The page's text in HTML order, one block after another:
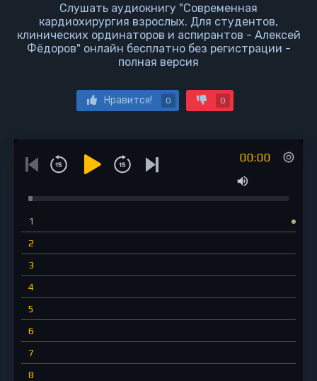
Слушать аудиокнигу "Современная
кардиохирургия взрослых. Для студентов,
клинических ординаторов и аспирантов - Алексей
Фёдоров" онлайн бесплатно без регистрации -
полная версия
Нравится! 0 0
00:00
1
2
3
4
5
6
7
8